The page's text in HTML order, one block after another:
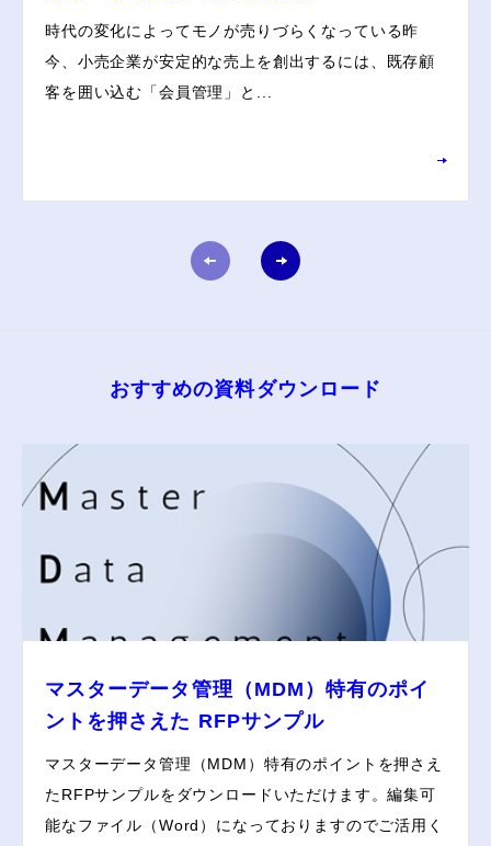
時代の変化によってモノが売りづらくなっている昨
今、小売企業が安定的な売上を創出するには、既存顧
客を囲い込む「会員管理」と...
おすすめの資料ダウンロード
マスターデータ管理（MDM）特有のポイ
ントを押さえた RFPサンプル
マスターデータ管理（MDM）特有のポイントを押さえ
たRFPサンプルをダウンロードいただけます。編集可
能なファイル（Word）になっておりますのでご活用く